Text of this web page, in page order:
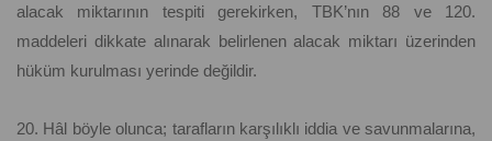
alacak miktarının tespiti gerekirken, TBK’nın 88 ve 120.
maddeleri dikkate alınarak belirlenen alacak miktarı üzerinden
hüküm kurulması yerinde değildir.
20. Hâl böyle olunca; tarafların karşılıklı iddia ve savunmalarına,